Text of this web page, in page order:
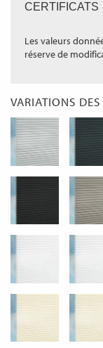
CERTIFICATS
Les valeurs
réserve de
VARIATIONS